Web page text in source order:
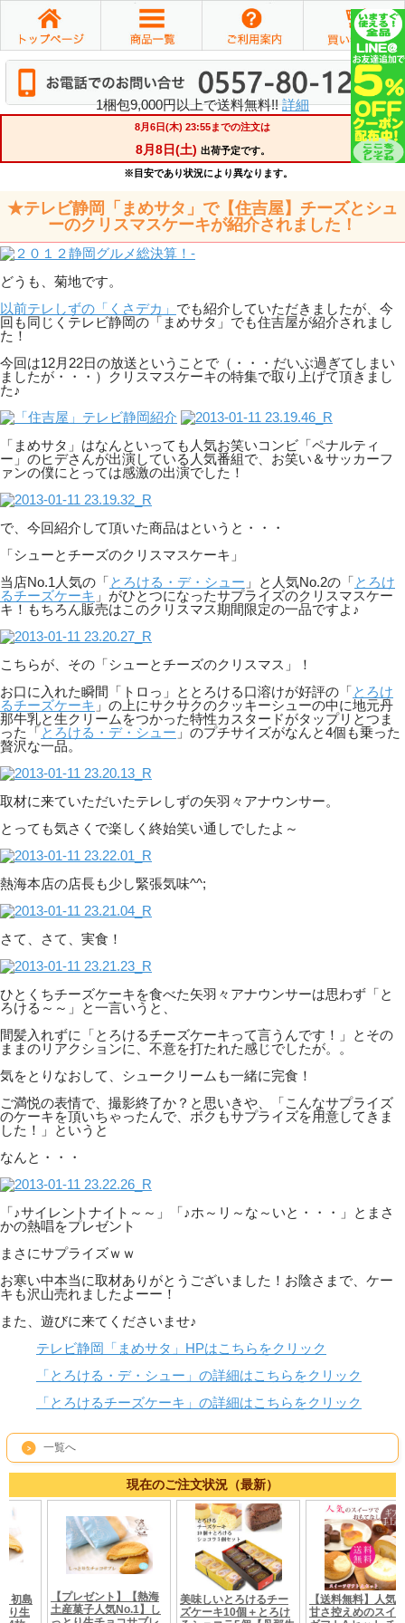
1梱包9,000円以上で送料無料!!詳細
★テレビ静岡「まめサタ」で【住吉屋】チーズとシュ
ーのクリスマスケーキが紹介されました！
どうも、菊地です。
以前テレしずの「くさデカ」 でも紹介していただきましたが、今
回も同じくテレビ静岡の「まめサタ」でも住吉屋が紹介されまし
た！
今回は12月22日の放送ということで（・・・だいぶ過ぎてしまい
ましたが・・・）クリスマスケーキの特集で取り上げて頂きまし
た♪
「まめサタ」はなんといっても人気お笑いコンビ「ペナルティ
ー」のヒデさんが出演している人気番組で、お笑い＆サッカーフ
ァンの僕にとっては感激の出演でした！
で、今回紹介して頂いた商品はというと・・・
「シューとチーズのクリスマスケーキ」
当店No.1人気の「とろける・デ・シュー 」と人気No.2の「とろけ
るチーズケーキ 」がひとつになったサプライズのクリスマスケー
キ！もちろん販売はこのクリスマス期間限定の一品ですよ♪
こちらが、その「シューとチーズのクリスマス」！
お口に入れた瞬間「トロっ」ととろける口溶けが好評の「とろけ
るチーズケーキ 」の上にサクサクのクッキーシューの中に地元丹
那牛乳と生クリームをつかった特性カスタードがタップリとつま
った「とろける・デ・シュー 」のプチサイズがなんと4個も乗った
贅沢な一品。
取材に来ていただいたテレしずの矢羽々アナウンサー。
とっても気さくで楽しく終始笑い通しでしたよ～
熱海本店の店長も少し緊張気味^^;
さて、さて、実食！
ひとくちチーズケーキを食べた矢羽々アナウンサーは思わず「と
ろける～～」と一言いうと、
間髪入れずに「とろけるチーズケーキって言うんです！」とその
ままのリアクションに、不意を打たれた感じでしたが。。
気をとりなおして、シュークリームも一緒に完食！
ご満悦の表情で、撮影終了か？と思いきや、「こんなサプライズ
のケーキを頂いちゃったんで、ボクもサプライズを用意してきま
した！」というと
なんと・・・
「♪サイレントナイト～～」「♪ホ～リ～な～いと・・・」とまさ
かの熱唱をプレゼント
まさにサプライズｗｗ
お寒い中本当に取材ありがとうございました！お陰さまで、ケー
キも沢山売れましたよーー！
また、遊びに来てくださいませ♪
テレビ静岡「まめサタ」HPはこちらをクリック
「とろける・デ・シュー」の詳細はこちらをクリック
「とろけるチーズケーキ」の詳細はこちらをクリック
一覧へ
現在のご注文状況（最新）